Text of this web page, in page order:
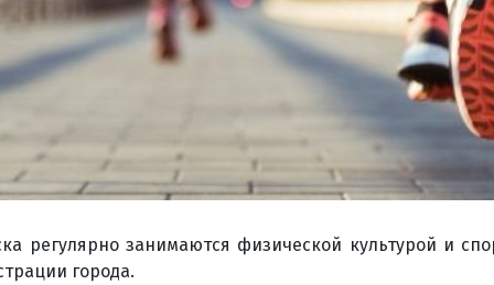
регулярно занимаются физической культурой и
города.